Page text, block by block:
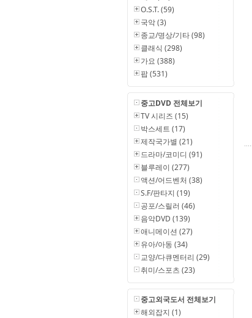
O.S.T. (59)
국악 (3)
종교/명상/기타 (98)
클래식 (298)
가요 (388)
팝 (531)
중고DVD 전체보기
TV 시리즈 (15)
박스세트 (17)
제작국가별 (21)
드라마/코미디 (91)
블루레이 (277)
액션/어드벤처 (38)
S.F/판타지 (19)
공포/스릴러 (46)
음악DVD (139)
애니메이션 (27)
유아/아동 (34)
교양/다큐멘터리 (29)
취미/스포츠 (23)
중고외국도서 전체보기
해외잡지 (1)